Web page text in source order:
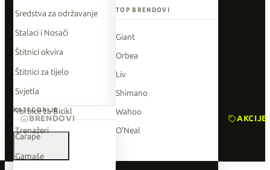
Sredstva za održavanje
Stalaci i Nosači
Štitnici okvira
Štitnici za tijelo
Svjetla
Torbice za Bicikl
Trenažeri
TOP BRENDOVI
Giant
Orbea
Liv
Shimano
Wahoo
O'Neal
KATEGORIJE
Čarape
Gamaše
BRENDOVI AKCIJE
